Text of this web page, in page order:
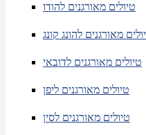
טיולים מאורגנים להודו
מאורגנים להונג קונג
טיולים מאורגנים לדובאי
טיולים מאורגנים ליפן
טיולים מאורגנים לסין